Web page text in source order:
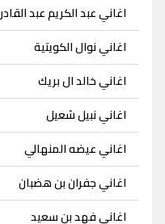
اغاني عبد الكريم عبد القادر
اغاني نوال الكويتية
اغاني خالد ال بريك
اغاني نبيل شعيل
اغاني عيضه المنهالي
اغاني جفران بن هضبان
اغاني فهد بن سعيد